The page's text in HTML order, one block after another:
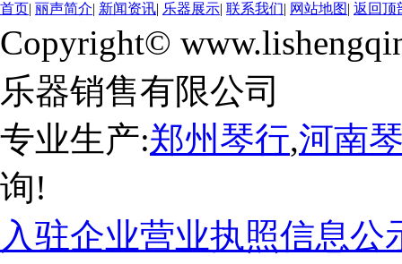
首页| 丽声简介| 新闻资讯| 乐器展示| 联系我们| 网站地图| 返回顶
Copyright©
乐器销售有限公司
专业生产:郑州琴行,河南
询!
入驻企业营业执照信息公